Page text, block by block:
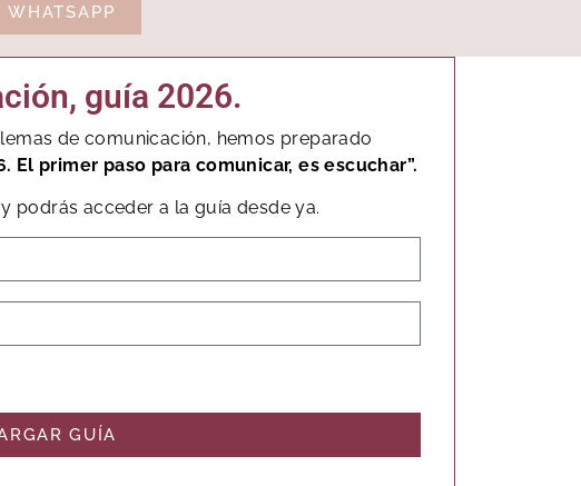
WHATSAPP
guía 2026.
de comunicación, hemos preparado
El primer paso para comunicar, es escuchar”.
podrás acceder a la guía desde ya.
GUÍA